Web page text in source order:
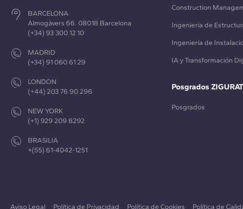
BARCELONA
Almogàvers 66. 08018 Barcelona
(+34) 93 300 12 10
MADRID
(+34) 91 060 61 29
LONDON
(+44) 203 76 90 296
NEW YORK
(+1) 929 209 8292
BRASILIA
+(55) 61-4042-1251
Construction
Ingeniería de
Ingeniería de
IA y Transformación
Posgrados ZIGURAT
Posgrados
Aviso Legal Política de Privacidad Política de Cookies Política de